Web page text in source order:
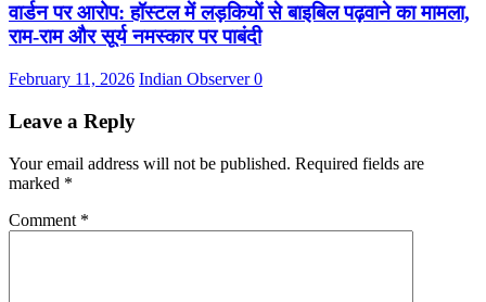
वार्डन पर आरोप: हॉस्टल में लड़कियों से बाइबिल पढ़वाने का मामला,
राम-राम और सूर्य नमस्कार पर पाबंदी
February 11, 2026 Indian Observer0
Leave a Reply
Your email address will not be published. Required fields are
marked *
Comment *